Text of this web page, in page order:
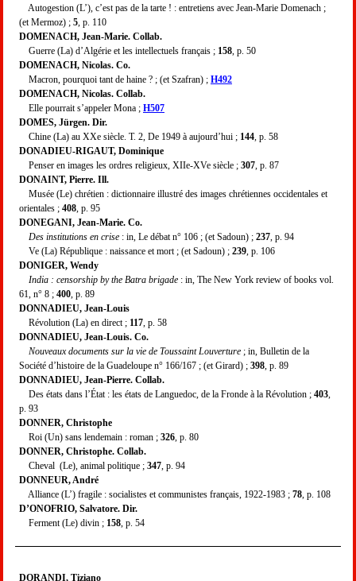
Autogestion (L’), c’est pas de la tarte ! : entretiens avec Jean-Marie Domenach ;
(et Mermoz) ; 5 , p. 110
DOMENACH, Jean-Marie. Collab.
Guerre (La) d’Algérie et les intellectuels français ; 158 , p. 50
DOMENACH, Nicolas. Co.
Macron, pourquoi tant de haine ? ; (et Szafran) ; H492
DOMENACH, Nicolas. Collab.
Elle pourrait s’appeler Mona ; H507
DOMES, Jürgen. Dir.
Chine (La) au XXe siècle. T. 2, De 1949 à aujourd’hui ; 144 , p. 58
DONADIEU-RIGAUT, Dominique
Penser en images les ordres religieux, XIIe-XVe siècle ; 307 , p. 87
DONAINT, Pierre. Ill.
Musée (Le) chrétien : dictionnaire illustré des images chrétiennes occidentales et
orientales ; 408 , p. 95
DONEGANI, Jean-Marie. Co.
Des institutions en crise : in, Le débat n° 106 ; (et Sadoun) ; 237 , p. 94
Ve (La) République : naissance et mort ; (et Sadoun) ; 239 , p. 106
DONIGER, Wendy
India : censorship by the Batra brigade : in, The New York review of books vol.
61, n° 8 ; 400 , p. 89
DONNADIEU, Jean-Louis
Révolution (La) en direct ; 117 , p. 58
DONNADIEU, Jean-Louis. Co.
Nouveaux documents sur la vie de Toussaint Louverture ; in, Bulletin de la
Société d’histoire de la Guadeloupe n° 166/167 ; (et Girard) ; 398 , p. 89
DONNADIEU, Jean-Pierre. Collab.
Des états dans l’État : les états de Languedoc, de la Fronde à la Révolution ; 403
p. 93
DONNER, Christophe
Roi (Un) sans lendemain : roman ; 326 , p. 80
DONNER, Christophe. Collab.
Cheval (Le), animal politique ; 347 , p. 94
DONNEUR, André
Alliance (L’) fragile : socialistes et communistes français, 1922-1983 ; 78 , p. 108
D’ONOFRIO, Salvatore. Dir.
Ferment (Le) divin ; 158 , p. 54
DORANDI, Tiziano